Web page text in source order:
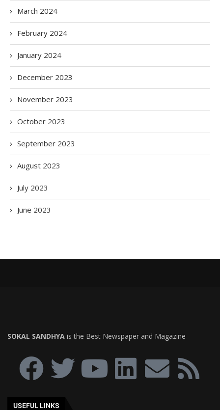
March 2024
February 2024
January 2024
December 2023
November 2023
October 2023
September 2023
August 2023
July 2023
June 2023
SOKAL SANDHYA is the Best Newspaper and Magazine
USEFUL LINKS